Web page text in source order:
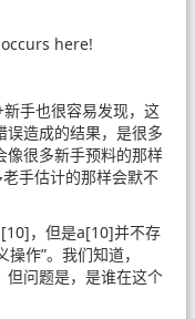
here!
手也很容易发现，这
误造成的结果，是很多
像很多新手预料的那样
手估计的那样会默不
，但是a[10]并不存
作”。我们知道，
问题是，是谁在这个